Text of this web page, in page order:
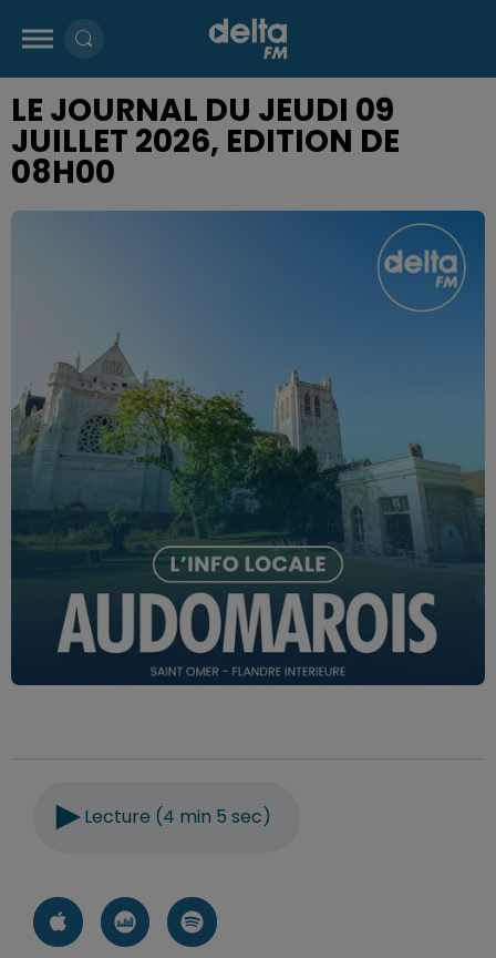
LE JOURNAL DU JEUDI 09
JUILLET 2026, EDITION DE
08H00
Lecture (4 min 5 sec)